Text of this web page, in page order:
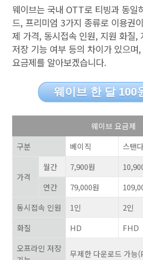
웨이브는 국내 OTT로 티빙과 동일
드, 프리미엄 3가지 종류로 이용권
제 가격, 동시접속 인원, 지원 화질,
저장 기능 여부 등의 차이가 있으며,
요금제를 알아보겠습니다.
웨이브 한 달 100
웨이브 요금제
구분
베이직 스탠
가격
월간 7,900원
연간
79,000원
동시접속 인원
1인 2인
화질
HD FHD
오프라인 저장
무제한 다운로드 가능